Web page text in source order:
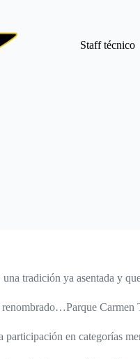
Staff técnico
tradición ya asentada y
Carmen
en categorías